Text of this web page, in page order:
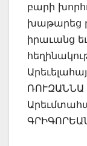
բարի
խաթարեց
իրաւանց
ՌՈՒԶԱՆՆԱ